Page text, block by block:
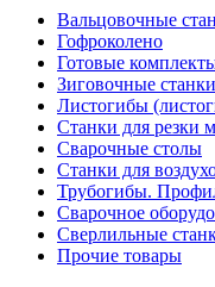
Вальцовочные
Гофроколено
Готовые
Зиговочные
Листогибы
Станки для резки
Сварочные столы
Станки для
Трубогибы.
Сварочное
Сверлильные
Прочие товары